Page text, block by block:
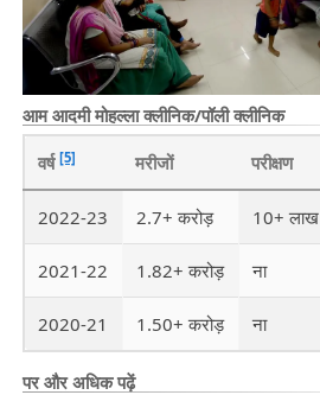
आम आदमी मोहल्ला क्लीनिक/पॉली क्लीनिक
वर्ष [5] मरीजों परीक्षण
2022-23 2.7+ करोड़ 10+ लाख
2021-22 1.82+ करोड़ ना
2020-21 1.50+ करोड़ ना
पर और अधिक पढ़ें